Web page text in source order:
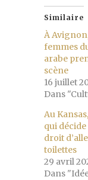
Similaire
À
femmes
arabe
scène
16 juillet
Dans
Au
qui décide
droit
toilettes
29 avril
Dans